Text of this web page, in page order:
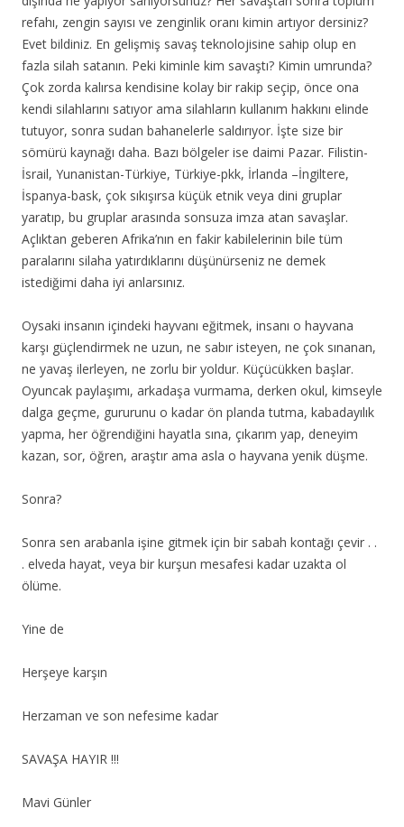
refahı, zengin sayısı ve zenginlik oranı kimin artıyor dersiniz?
Evet bildiniz. En gelişmiş savaş teknolojisine sahip olup en
fazla silah satanın. Peki kiminle kim savaştı? Kimin umrunda?
Çok zorda kalırsa kendisine kolay bir rakip seçip, önce ona
kendi silahlarını satıyor ama silahların kullanım hakkını elinde
tutuyor, sonra sudan bahanelerle saldırıyor. İşte size bir
sömürü kaynağı daha. Bazı bölgeler ise daimi Pazar. Filistin-
İsrail, Yunanistan-Türkiye, Türkiye-pkk, İrlanda –İngiltere,
İspanya-bask, çok sıkışırsa küçük etnik veya dini gruplar
yaratıp, bu gruplar arasında sonsuza imza atan savaşlar.
Açlıktan geberen Afrika’nın en fakir kabilelerinin bile tüm
paralarını silaha yatırdıklarını düşünürseniz ne demek
istediğimi daha iyi anlarsınız.
Oysaki insanın içindeki hayvanı eğitmek, insanı o hayvana
karşı güçlendirmek ne uzun, ne sabır isteyen, ne çok sınanan,
ne yavaş ilerleyen, ne zorlu bir yoldur. Küçücükken başlar.
Oyuncak paylaşımı, arkadaşa vurmama, derken okul, kimseyle
dalga geçme, gururunu o kadar ön planda tutma, kabadayılık
yapma, her öğrendiğini hayatla sına, çıkarım yap, deneyim
kazan, sor, öğren, araştır ama asla o hayvana yenik düşme.
Sonra?
Sonra sen arabanla işine gitmek için bir sabah kontağı çevir . .
. elveda hayat, veya bir kurşun mesafesi kadar uzakta ol
ölüme.
Yine de
Herşeye karşın
Herzaman ve son nefesime kadar
SAVAŞA HAYIR !!!
Mavi Günler